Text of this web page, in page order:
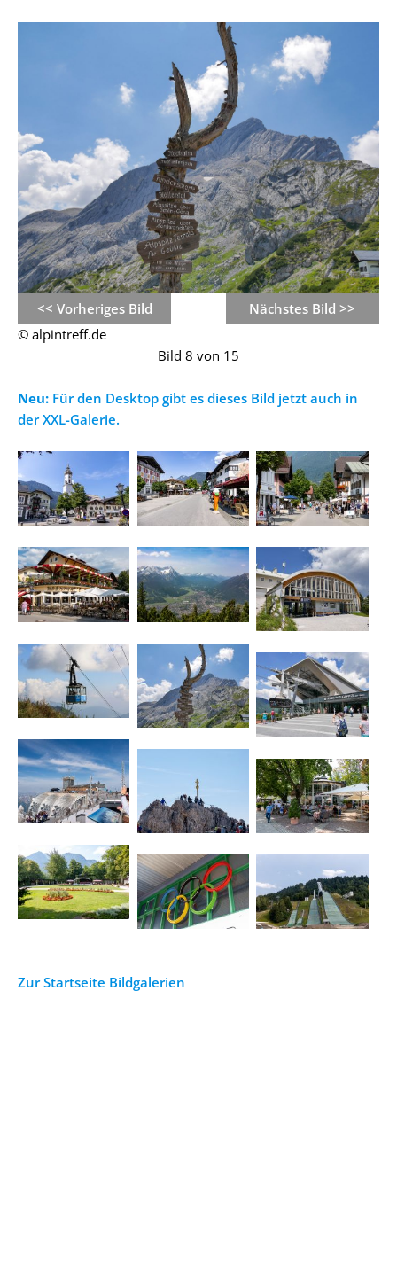
<< Vorheriges Bild
Nächstes Bild >>
© alpintreff.de
Bild 8 von 15
Neu: Für den Desktop gibt es dieses Bild jetzt auch in
der XXL-Galerie.
Zur Startseite Bildgalerien